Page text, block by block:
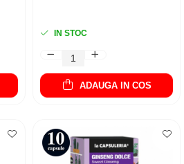
IN STOC
ADAUGA IN COS